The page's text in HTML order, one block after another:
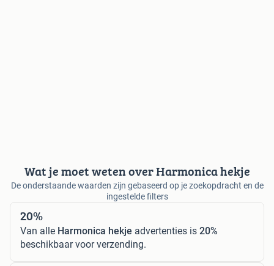
Wat je moet weten over Harmonica hekje
De onderstaande waarden zijn gebaseerd op je zoekopdracht en de
ingestelde filters
20%
Van alle Harmonica hekje advertenties is 20%
beschikbaar voor verzending.